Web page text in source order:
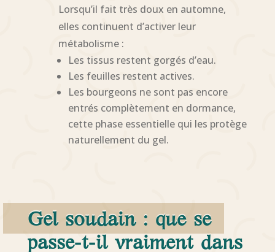
Lorsqu’il fait très doux en automne,
elles continuent d’activer leur
métabolisme :
Les tissus restent gorgés d’eau.
Les feuilles restent actives.
Les bourgeons ne sont pas encore
entrés complètement en dormance,
cette phase essentielle qui les protège
naturellement du gel.
Gel soudain : que se
passe-t-il vraiment dans